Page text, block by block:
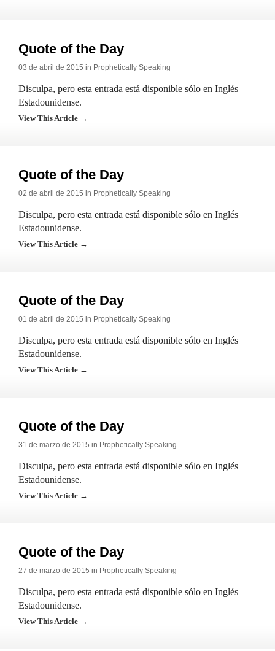
Quote of the Day
03 de abril de 2015 in Prophetically Speaking
Disculpa, pero esta entrada está disponible sólo en Inglés
Estadounidense.
View This Article →
Quote of the Day
02 de abril de 2015 in Prophetically Speaking
Disculpa, pero esta entrada está disponible sólo en Inglés
Estadounidense.
View This Article →
Quote of the Day
01 de abril de 2015 in Prophetically Speaking
Disculpa, pero esta entrada está disponible sólo en Inglés
Estadounidense.
View This Article →
Quote of the Day
31 de marzo de 2015 in Prophetically Speaking
Disculpa, pero esta entrada está disponible sólo en Inglés
Estadounidense.
View This Article →
Quote of the Day
27 de marzo de 2015 in Prophetically Speaking
Disculpa, pero esta entrada está disponible sólo en Inglés
Estadounidense.
View This Article →